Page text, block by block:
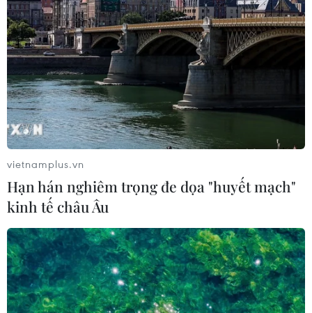
vietnamplus.vn
Hạn hán nghiêm trọng đe dọa "huyết mạch"
kinh tế châu Âu